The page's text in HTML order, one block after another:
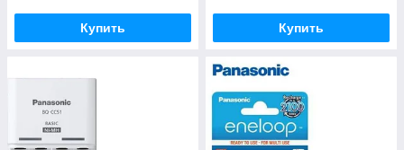
Купить Купить